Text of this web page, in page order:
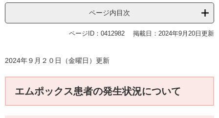
ページ内目次
ページID：0412982 掲載日：2024年9月20日更新
2024年９月２０日（金曜日）更新
エムポックス患者の発生状況について